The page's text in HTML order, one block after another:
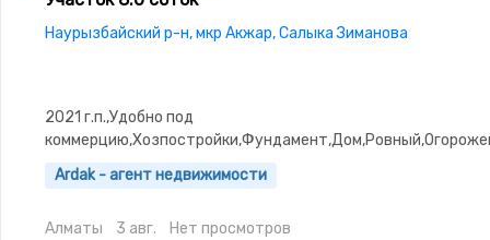
Наурызбайский р-н, мкр Акжар, Салыка Зиманова
2021 г.п.,Удобно под
въезд,Выкуплен,Госакт,Все документы
Ardak - агент недвижимости
Алматы 3 авг. Нет просмотров